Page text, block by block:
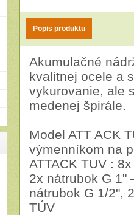
Popis produktu
Akumulačné
kvalitnej ocele a
vykurovanie, ale
medenej špirále.
Model ATT ACK
výmenníkom na
ATTACK TUV :
2x nátrubok G 1"
nátrubok G 1/2",
TÚV